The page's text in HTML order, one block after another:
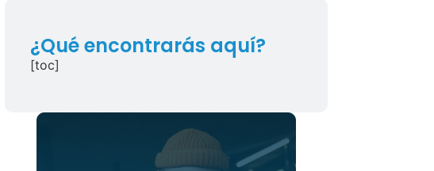
¿Qué encontrarás aquí?
[toc]